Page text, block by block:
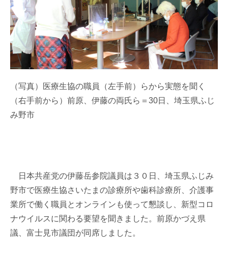
（写真）医療生協の職員（左手前）らから実態を聞く
（右手前から）前原、伊藤の両氏ら＝30日、埼玉県ふじ
み野市
日本共産党の伊藤岳参院議員は３０日、埼玉県ふじみ
野市で医療生協さいたまの診療所や歯科診療所、介護事
業所で働く職員とオンラインも使って懇談し、新型コロ
ナウイルスに関わる要望を聞きました。前原かづえ県
議、富士見市議団が同席しました。